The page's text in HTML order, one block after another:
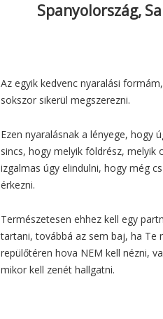
Spanyolország,
Az egyik kedvenc nyaralási
sokszor sikerül megszerezni.
Ezen nyaralásnak a lényege, hogy
sincs, hogy melyik földrész, melyik
izgalmas úgy elindulni, hogy még
érkezni.
Természetesen ehhez kell egy
tartani, továbbá az sem baj, ha Te
repülőtéren hova NEM kell nézni,
mikor kell zenét hallgatni.